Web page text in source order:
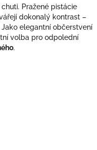
Pražené pistácie
dokonalý kontrast –
elegantní občerstvení
volba pro odpolední
.